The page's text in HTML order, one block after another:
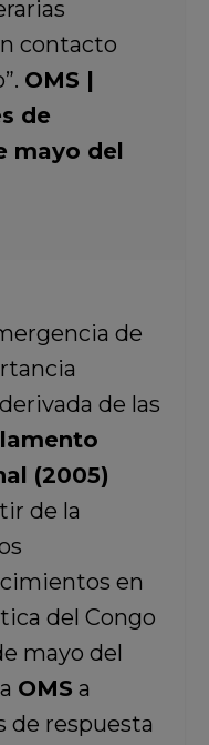
contacto
OMS |
de
mayo del
de
de las
(2005)
de la
en
del Congo
mayo del
OMS a
de respuesta